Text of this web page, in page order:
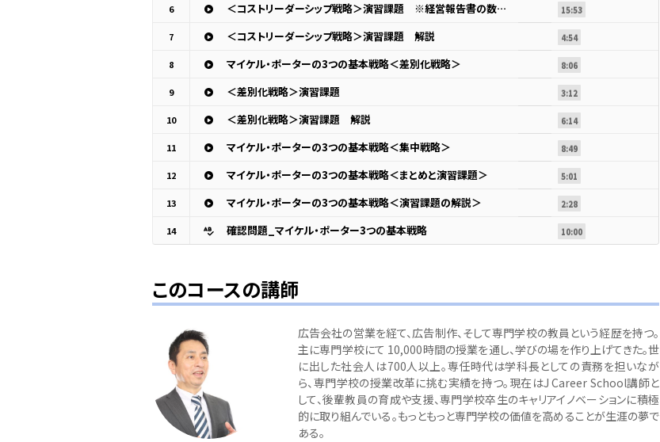
6 ＜コストリーダーシップ戦略＞演習課題 ※経営報告書の数字の読み方 15:53
7 ＜コストリーダーシップ戦略＞演習課題 解説 4:54
8 マイケル・ポーターの3つの基本戦略＜差別化戦略＞ 8:06
9 ＜差別化戦略＞演習課題 3:12
10 ＜差別化戦略＞演習課題 解説 6:14
11 マイケル・ポーターの3つの基本戦略＜集中戦略＞ 8:49
12 マイケル・ポーターの3つの基本戦略＜まとめと演習課題＞ 5:01
13 マイケル・ポーターの3つの基本戦略＜演習課題の解説＞ 2:28
14 確認問題_マイケル・ポーター3つの基本戦略 10:00
このコースの講師
広告会社の営業を経て、広告制作、そして専門学校の教員という経歴を持つ。
主に専門学校にて 10,000時間の授業を通し、学びの場を作り上げてきた。世
に出した社会人は700人以上。専任時代は学科長としての責務を担いなが
ら、専門学校の授業改革に挑む実績を持つ。現在はJ Career School講師と
して、後輩教員の育成や支援、専門学校卒生のキャリアイノベーションに積極
的に取り組んでいる。もっともっと専門学校の価値を高めることが生涯の夢で
ある。